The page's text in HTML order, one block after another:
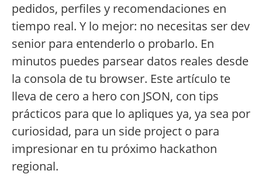
pedidos, perfiles y recomendaciones en
tiempo real. Y lo mejor: no necesitas ser dev
senior para entenderlo o probarlo. En
minutos puedes parsear datos reales desde
la consola de tu browser. Este artículo te
lleva de cero a hero con JSON, con tips
prácticos para que lo apliques ya, ya sea por
curiosidad, para un side project o para
impresionar en tu próximo hackathon
regional.